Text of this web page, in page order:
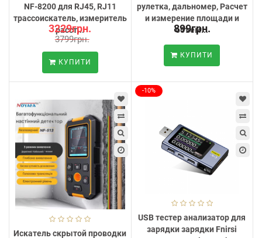
NF-8200 для RJ45, RJ11
трассоискатель, измеритель
расст...
3229грн.
3799грн.
КУПИТИ
рулетка, дальномер, Расчет
и измерение площади и
объем...
899грн.
КУПИТИ
Искатель скрытой проводки
-10%
USB тестер анализатор для
зарядки зарядки Fnirsi